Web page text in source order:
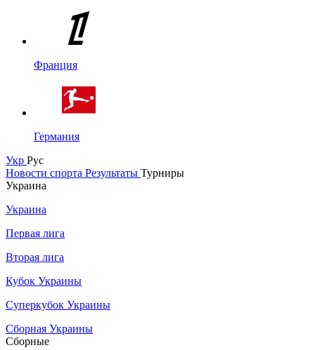
Франция
Германия
Укр Рус
Новости спорта Результаты Турниры
Украина
Украина
Первая лига
Вторая лига
Кубок Украины
Суперкубок Украины
Сборная Украины
Сборные